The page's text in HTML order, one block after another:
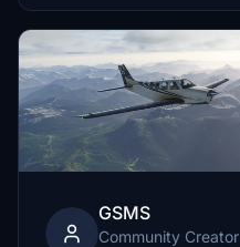
GSMS
Community Creator